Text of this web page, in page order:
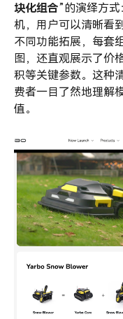
块化组合”的演绎方
机，用户可以清晰看
不同功能拓展，每套
图，还直观展示了价
积等关键参数。这种
费者一目了然地理解
值。